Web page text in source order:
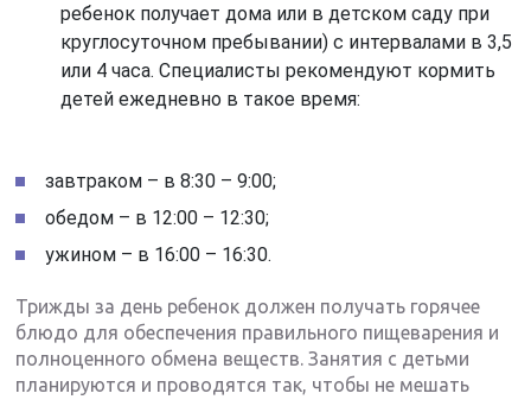
ребенок получает дома или в детском саду при
круглосуточном пребывании) с интервалами в 3,5
или 4 часа. Специалисты рекомендуют кормить
детей ежедневно в такое время:
завтраком – в 8:30 – 9:00;
обедом – в 12:00 – 12:30;
ужином – в 16:00 – 16:30.
Трижды за день ребенок должен получать горячее
блюдо для обеспечения правильного пищеварения и
полноценного обмена веществ. Занятия с детьми
планируются и проводятся так, чтобы не мешать